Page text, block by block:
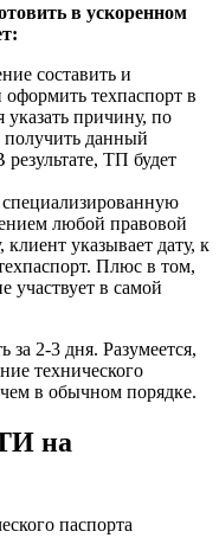
в ускоренном
составить и
техпаспорт в
указать причину, по
получить данный
ТП будет
специализированную
любой правовой
указывает дату, к
Плюс в том,
участвует в самой
2-3 дня. Разумеется,
технического
в обычном порядке.
на
паспорта